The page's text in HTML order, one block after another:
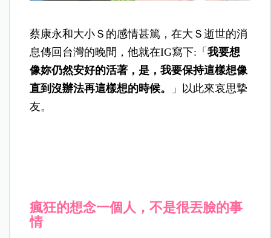
蔡康永和大小Ｓ的感情甚篤，在大Ｓ逝世的消
息傳回台灣的晚間，他就在IG寫下:「我要想
像妳仍然安好的活著，是，我要保持這樣想像
直到沒辦法再這樣想的時候。
」以此來哀思摯
友。
瘋狂的想念一個人，不是很丟臉的事
情